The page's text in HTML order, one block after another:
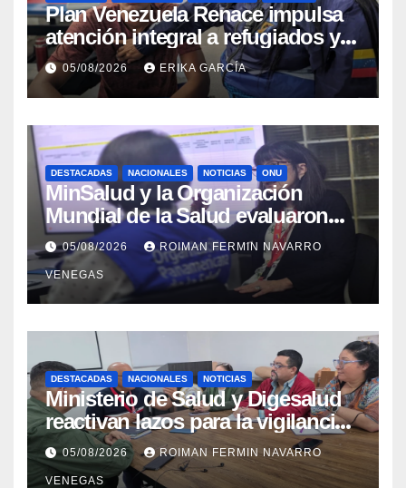
​Plan Venezuela Renace impulsa
atención integral a refugiados y
evaluación de vacunación en
Aragua
05/08/2026 ERIKA GARCÍA
DESTACADAS NACIONALES NOTICIAS ONU
MinSalud y la Organización
Mundial de la Salud evaluaron
propuesta técnica integral en
materia de agua saneamiento e
higiene ante contingencia
sísmica
05/08/2026 ROIMAN FERMIN NAVARRO
VENEGAS
DESTACADAS NACIONALES NOTICIAS
Ministerio de Salud y Digesalud
reactivan lazos para la vigilancia
epidemiológica y el control de
enfermedades
05/08/2026 ROIMAN FERMIN NAVARRO
VENEGAS